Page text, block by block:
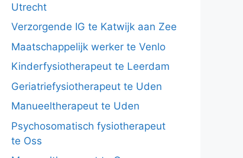
Utrecht
Verzorgende IG te Katwijk aan Zee
Maatschappelijk werker te Venlo
Kinderfysiotherapeut te Leerdam
Geriatriefysiotherapeut te Uden
Manueeltherapeut te Uden
Psychosomatisch fysiotherapeut
te Oss